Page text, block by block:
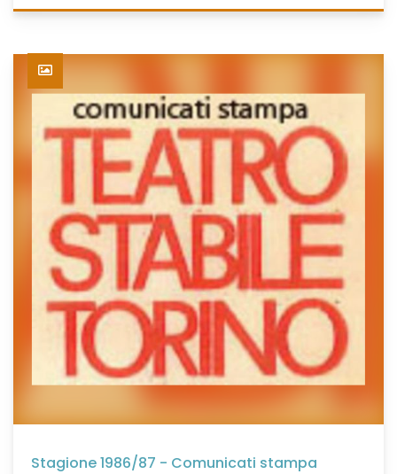
Stagione 1986/87 - Comunicati stampa